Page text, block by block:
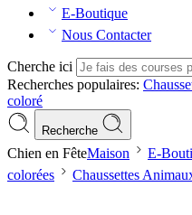
E-Boutique
Nous Contacter
Cherche ici
Recherches populaires:
coloré
Recherche
Chien en FêteMaison E-
colorées
Chaussettes